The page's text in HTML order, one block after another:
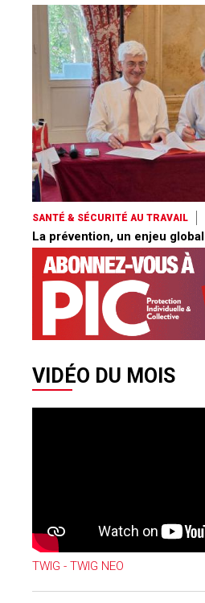
SANTÉ & SÉCURITÉ AU TRAVAIL
La prévention, un enjeu global
VIDÉO DU MOIS
TWIG - TWIG NEO